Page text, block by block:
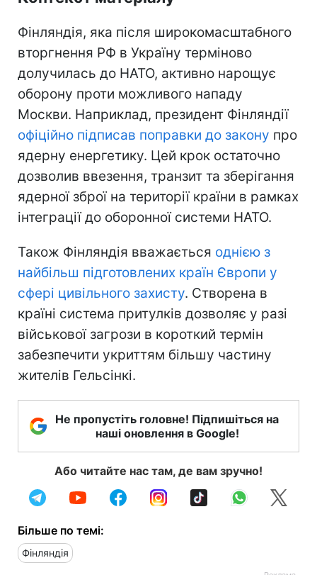
Фінляндія, яка після широкомасштабного
вторгнення РФ в Україну терміново
долучилась до НАТО, активно нарощує
оборону проти можливого нападу
Москви. Наприклад, президент Фінляндії
офіційно підписав поправки до закону про
ядерну енергетику. Цей крок остаточно
дозволив ввезення, транзит та зберігання
ядерної зброї на території країни в рамках
інтеграції до оборонної системи НАТО.
Також Фінляндія вважається однією з
найбільш підготовлених країн Європи у
сфері цивільного захисту. Створена в
країні система притулків дозволяє у разі
військової загрози в короткий термін
забезпечити укриттям більшу частину
жителів Гельсінкі.
Не пропустіть головне! Підпишіться на
наші оновлення в Google!
Або читайте нас там, де вам зручно!
Більше по темі:
Фінляндія